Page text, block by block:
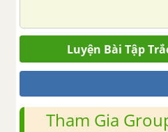
about your school. You
facilities)
Luyện Bài Tập
Tham Gia